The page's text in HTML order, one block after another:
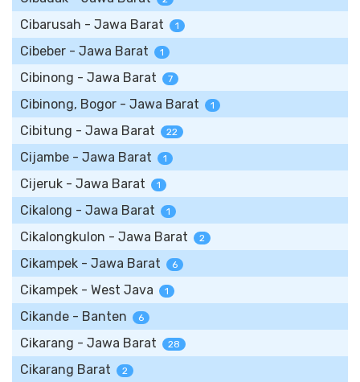
Cibarusah - Jawa Barat 1
Cibeber - Jawa Barat 1
Cibinong - Jawa Barat 7
Cibinong, Bogor - Jawa Barat 1
Cibitung - Jawa Barat 22
Cijambe - Jawa Barat 1
Cijeruk - Jawa Barat 1
Cikalong - Jawa Barat 1
Cikalongkulon - Jawa Barat 2
Cikampek - Jawa Barat 6
Cikampek - West Java 1
Cikande - Banten 6
Cikarang - Jawa Barat 28
Cikarang Barat 2